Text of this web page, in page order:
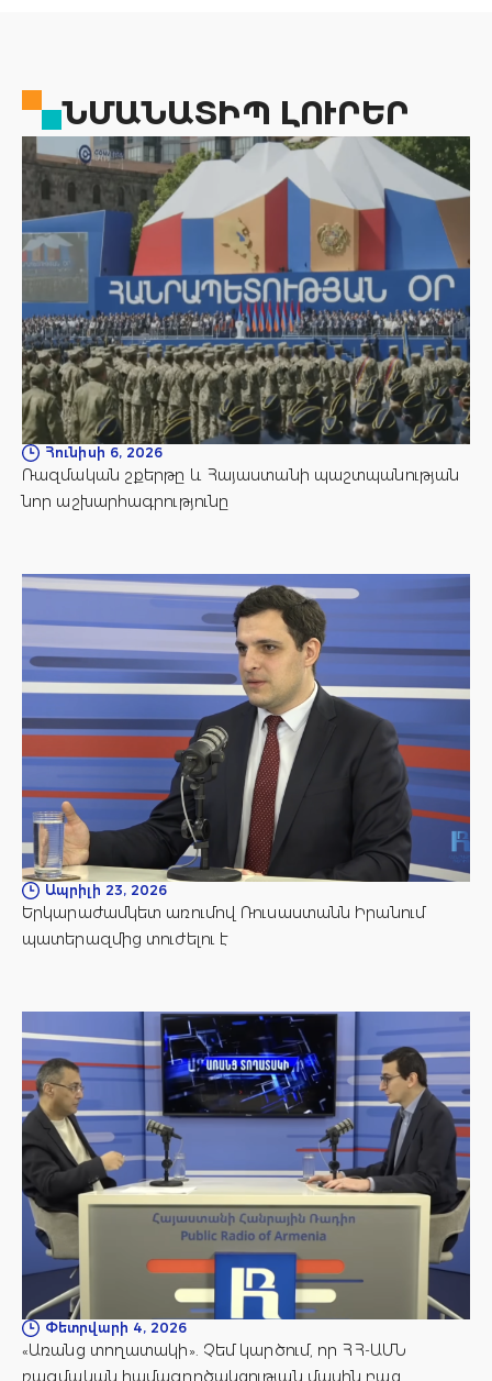
ՆՄԱՆԱՏԻՊ ԼՈՒՐԵՐ
Հունիսի 6, 2026
Ռազմական շքերթը և Հայաստանի պաշտպանության
նոր աշխարհագրությունը
Ապրիլի 23, 2026
Երկարաժամկետ առումով Ռուսաստանն Իրանում
պատերազմից տուժելու է
Փետրվարի 4, 2026
«Առանց տողատակի». Չեմ կարծում, որ ՀՀ-ԱՄՆ
ռազմական համագործակցության մասին բաց